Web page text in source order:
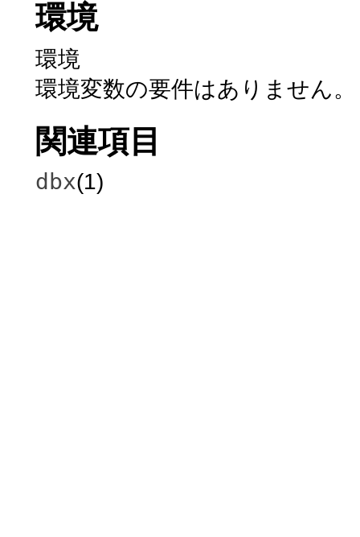
環境
環境
環境変数の要件はありません。
関連項目
dbx(1)